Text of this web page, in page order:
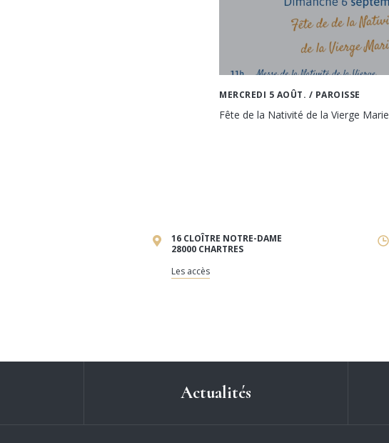
MERCREDI 5 AOÛT. / PAROISSE
Fête de la Nativité de la Vierge Marie
16 CLOÎTRE NOTRE-DAME
28000 CHARTRES
Les accès
Actualités